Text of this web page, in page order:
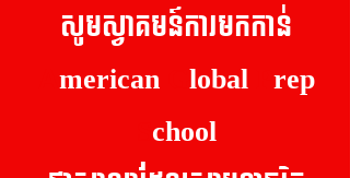
សូមស្វាគមន៍ការ​មកកាន់
merican lobal rep
chool